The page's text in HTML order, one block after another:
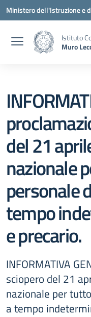
Vai ai contenuti
Vai al menu di navigazione
Vai al footer
Ministero dell'Istruzione e
Istituto
Muro
del 21
nazionale
personale
tempo
e precario.
INFORMATIVA
sciopero del 21
nazionale per
a tempo